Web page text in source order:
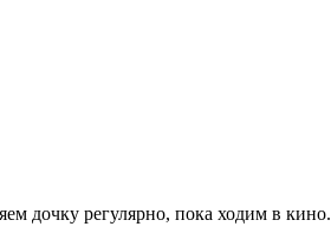
дочку регулярно, пока ходим в кино.